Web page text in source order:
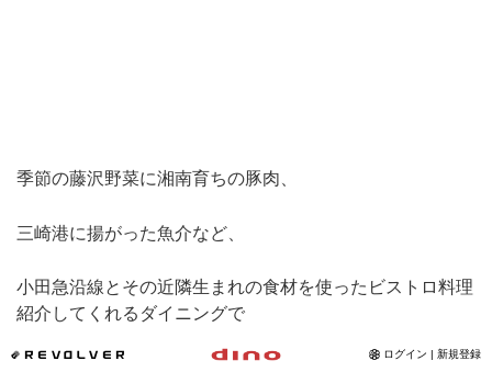
季節の藤沢野菜に湘南育ちの豚肉、
三崎港に揚がった魚介など、
小田急沿線とその近隣生まれの食材を使ったビストロ料理
紹介してくれるダイニングで
*REVOLVER ログイン | 新規登録